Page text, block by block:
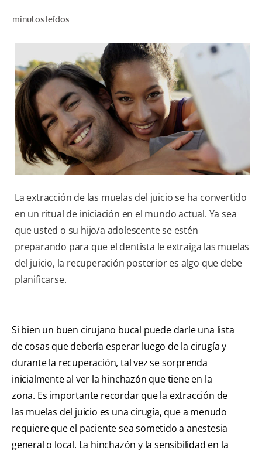
PROMOCIONES
SUSCRÍBASE
minutos leídos
La extracción de las muelas del juicio se ha convertido
en un ritual de iniciación en el mundo actual. Ya sea
que usted o su hijo/a adolescente se estén
preparando para que el dentista le extraiga las muelas
del juicio, la recuperación posterior es algo que debe
planificarse.
Si bien un buen cirujano bucal puede darle una lista
de cosas que debería esperar luego de la cirugía y
durante la recuperación, tal vez se sorprenda
inicialmente al ver la hinchazón que tiene en la
zona. Es importante recordar que la extracción de
las muelas del juicio es una cirugía, que a menudo
requiere que el paciente sea sometido a anestesia
general o local. La hinchazón y la sensibilidad en la